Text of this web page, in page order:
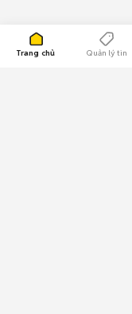
Trang chủ Quản lý tin